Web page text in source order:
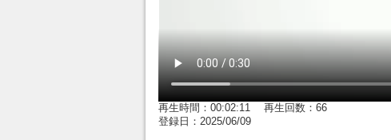
再生時間：00:02:11 再生回数：66
登録日：2025/06/09